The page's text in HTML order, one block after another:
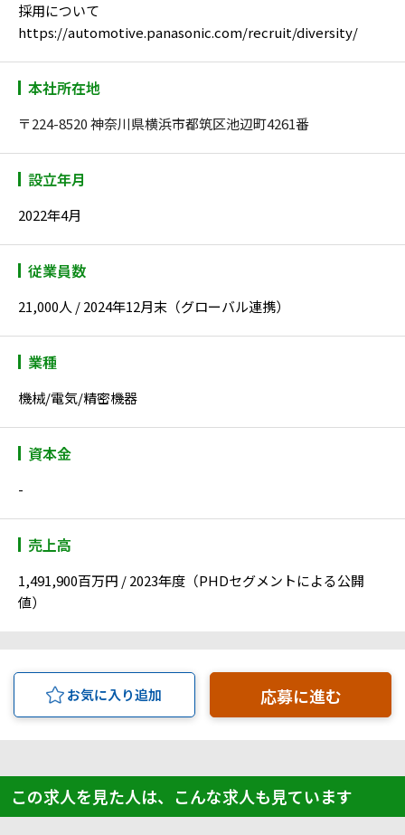
採用について
https://automotive.panasonic.com/recruit/diversity/
本社所在地
〒224-8520 神奈川県横浜市都筑区池辺町4261番
設立年月
2022年4月
従業員数
21,000人 / 2024年12月末（グローバル連携）
業種
機械/電気/精密機器
資本金
-
売上高
1,491,900百万円 / 2023年度（PHDセグメントによる公開
値）
お気に入り追加 応募に進む
この求人を見た人は、こんな求人も見ています